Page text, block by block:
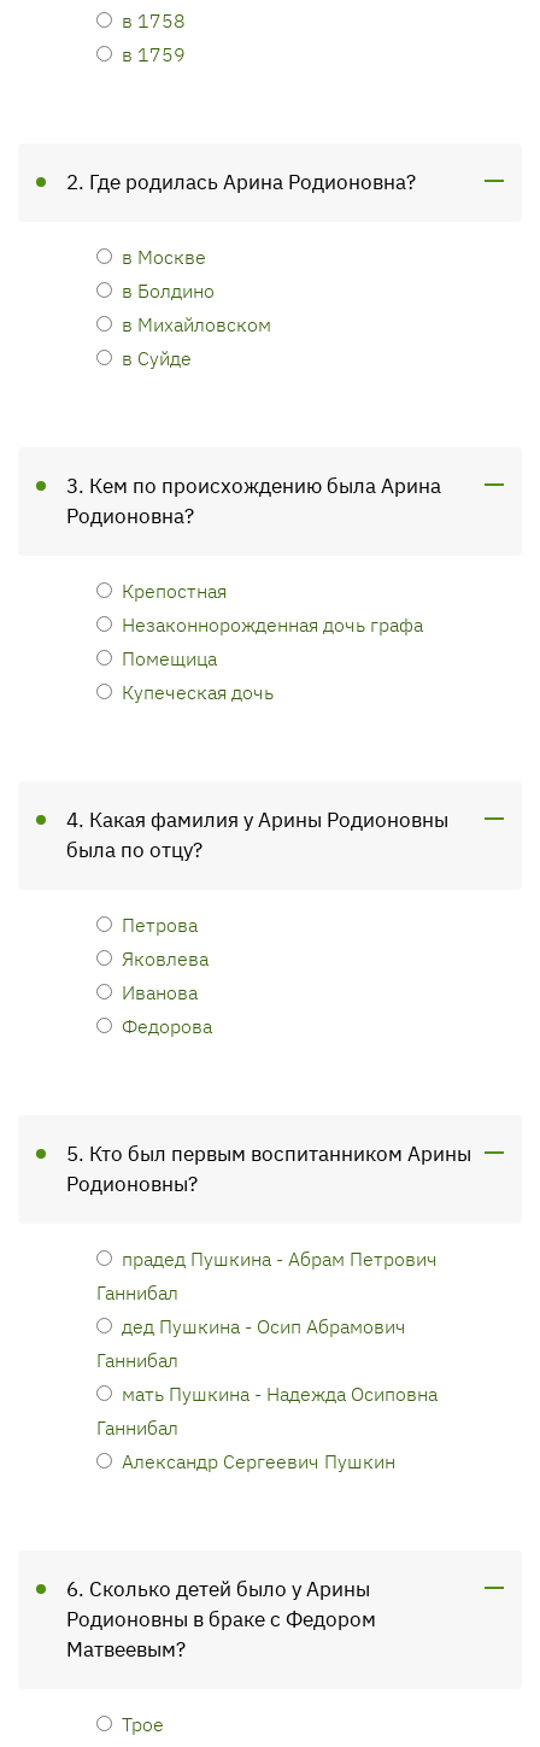
в 1758
в 1759
2. Где родилась Арина Родионовна?
в Москве
в Болдино
в Михайловском
в Суйде
3. Кем по происхождению была Арина
Родионовна?
Крепостная
Незаконнорожденная дочь графа
Помещица
Купеческая дочь
4. Какая фамилия у Арины Родионовны
была по отцу?
Петрова
Яковлева
Иванова
Федорова
5. Кто был первым воспитанником Арины
Родионовны?
прадед Пушкина - Абрам Петрович
Ганнибал
дед Пушкина - Осип Абрамович
Ганнибал
мать Пушкина - Надежда Осиповна
Ганнибал
Александр Сергеевич Пушкин
6. Сколько детей было у Арины
Родионовны в браке с Федором
Матвеевым?
Трое